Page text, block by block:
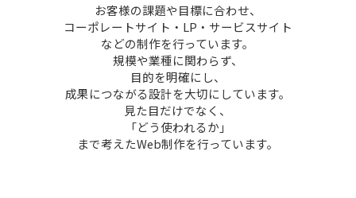
お客様の課題や目標に合わせ、
コーポレートサイト・LP・サービスサイト
などの制作を行っています。
規模や業種に関わらず、
目的を明確にし、
成果につながる設計を大切にしています。
見た目だけでなく、
「どう使われるか」
まで考えたWeb制作を行っています。